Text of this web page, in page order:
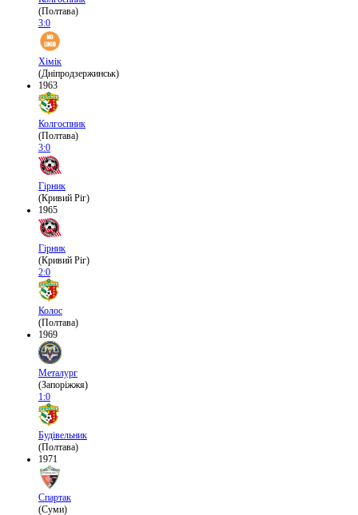
(Полтава)
3:0
Хімік
(Дніпродзержинськ)
1963
Колгоспник
(Полтава)
3:0
Гірник
(Кривий Ріг)
1965
Гірник
(Кривий Ріг)
2:0
Колос
(Полтава)
1969
Металург
(Запоріжжя)
1:0
Будівельник
(Полтава)
1971
Спартак
(Суми)